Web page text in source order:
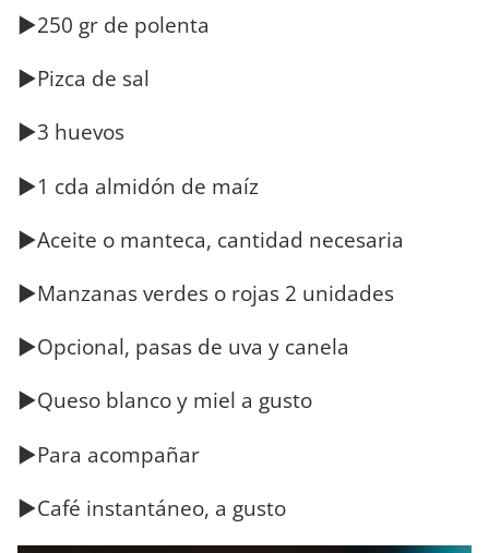
►250 gr de polenta
►Pizca de sal
►3 huevos
►1 cda almidón de maíz
►Aceite o manteca, cantidad necesaria
►Manzanas verdes o rojas 2 unidades
►Opcional, pasas de uva y canela
►Queso blanco y miel a gusto
►Para acompañar
►Café instantáneo, a gusto